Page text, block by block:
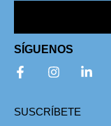
SÍGUENOS
SUSCRÍBETE